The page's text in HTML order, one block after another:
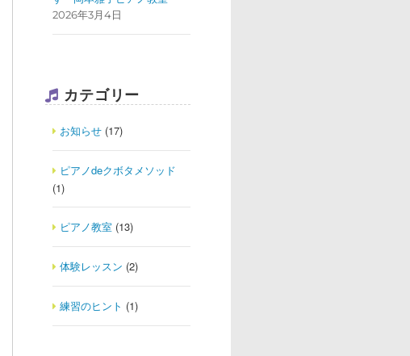
2026年3月4日
カテゴリー
お知らせ(17)
ピアノdeクボタメソッド
(1)
ピアノ教室(13)
体験レッスン (2)
練習のヒント (1)